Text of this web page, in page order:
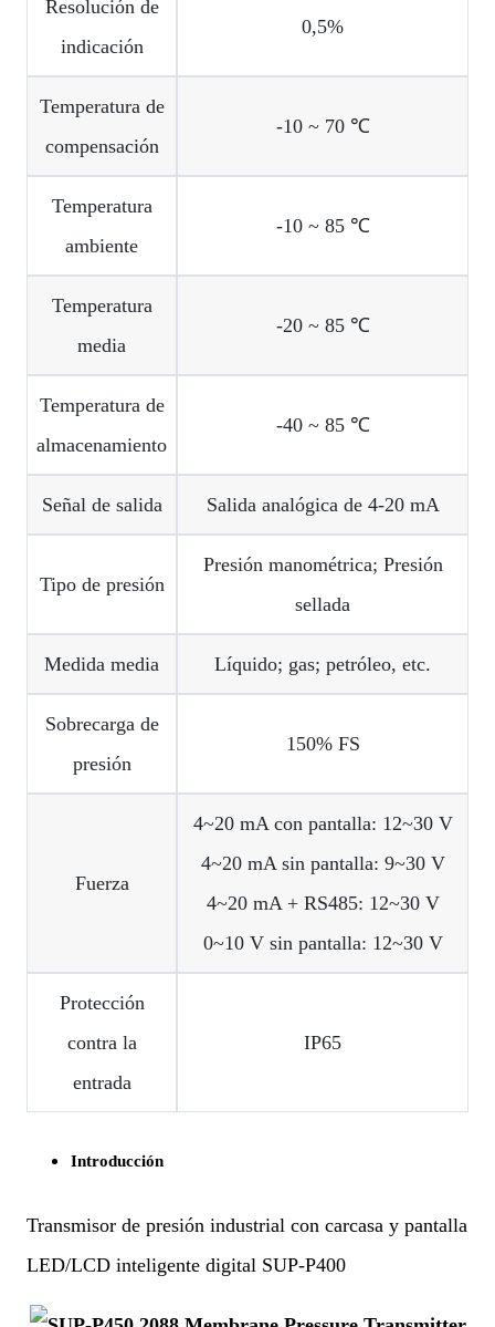
Resolución de
indicación
0,5%
Temperatura de
compensación
-10 ~ 70 ℃
Temperatura
ambiente
-10 ~ 85 ℃
Temperatura
media
-20 ~ 85 ℃
Temperatura de
almacenamiento
-40 ~ 85 ℃
Señal de salida Salida analógica de 4-20 mA
Tipo de presión
Presión manométrica; Presión
sellada
Medida media Líquido; gas; petróleo, etc.
Sobrecarga de
presión
150% FS
Fuerza
4~20 mA con pantalla: 12~30 V
4~20 mA sin pantalla: 9~30 V
4~20 mA + RS485: 12~30 V
0~10 V sin pantalla: 12~30 V
Protección
contra la
entrada
IP65
Introducción
Transmisor de presión industrial con carcasa y pantalla
LED/LCD inteligente digital SUP-P400